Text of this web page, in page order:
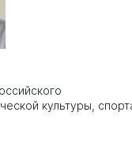
культуры,